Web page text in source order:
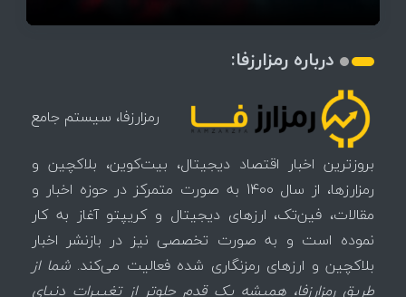
درباره رمزارزفا:
رمزارزفا، سیستم جامع
بروزترین اخبار اقتصاد دیجیتال، بیت‌کوین، بلاکچین و
رمزارزها، از سال 1400 به صورت متمرکز در حوزه اخبار و
مقالات، فین‌تک، ارزهای‌ دیجیتال و کریپتو آغاز به کار
نموده است و به صورت تخصصی نیز در بازنشر اخبار
بلاکچین و ارزهای رمزنگاری شده فعالیت می‌کند.شما از
طریق رمزارزفا، همیشه یک قدم جلوتر از تغییرات دنیای